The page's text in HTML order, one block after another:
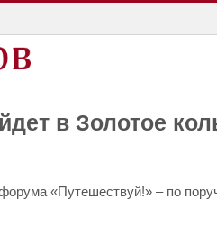
в Золотое
«Путешествуй!» – по